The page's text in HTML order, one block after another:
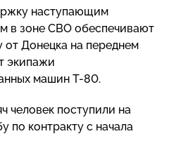
наступающим
в зоне СВО обеспечивают
от Донецка на переднем
экипажи
машин Т-80.
человек поступили на
по контракту с начала